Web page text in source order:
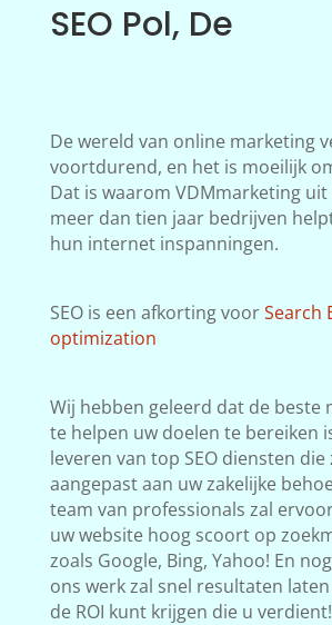
SEO Pol, De
De wereld van online marketing
voortdurend, en het is moeilijk
Dat is waarom VDMmarketing uit
meer dan tien jaar bedrijven
hun internet inspanningen.
SEO is een afkorting voorSearch
optimization
Wij hebben geleerd dat de beste
te helpen uw doelen te bereiken
leveren van top SEO diensten die
aangepast aan uw zakelijke
team van professionals zal
uw website hoog scoort op
zoals Google, Bing, Yahoo! En
ons werk zal snel resultaten
de ROI kunt krijgen die u verdient!